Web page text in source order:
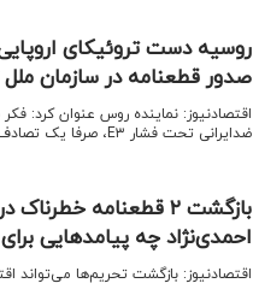
روسیه دست تروئیکای
صدور قطعنامه در سازمان
اقتصادنیوز: نماینده روس عنوان کرد:
ضدایرانی تحت فشار E۳، صرفا یک تصادف بوده باشد!
بازگشت ۲ قطعنامه
احمدی‌نژاد چه پیامدهایی برای
اقتصادنیوز: بازگشت تحریم‌ها می‌تواند